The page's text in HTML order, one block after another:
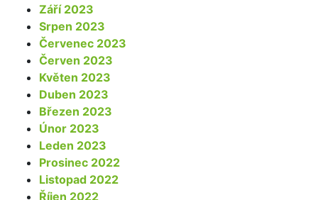
Září 2023
Srpen 2023
Červenec 2023
Červen 2023
Květen 2023
Duben 2023
Březen 2023
Únor 2023
Leden 2023
Prosinec 2022
Listopad 2022
Říjen 2022